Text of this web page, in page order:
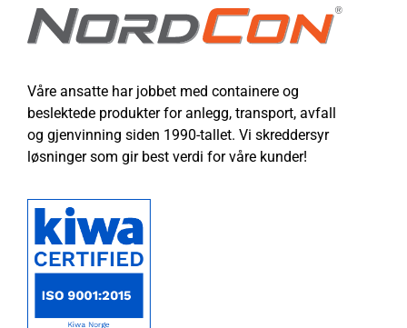
Våre ansatte har jobbet med containere og
beslektede produkter for anlegg, transport, avfall
og gjenvinning siden 1990-tallet. Vi skreddersyr
løsninger som gir best verdi for våre kunder!